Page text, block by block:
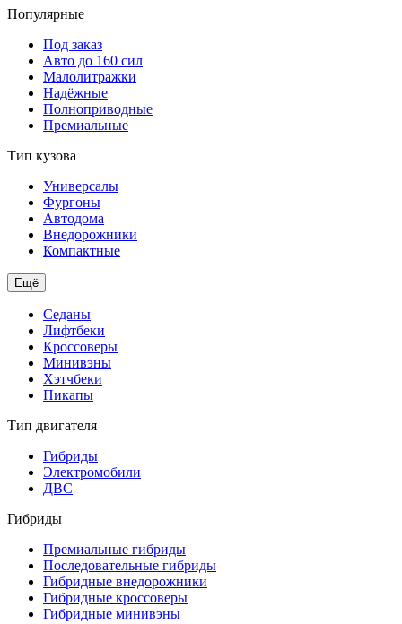
Популярные
Под заказ
Авто до 160 сил
Малолитражки
Надёжные
Полноприводные
Премиальные
Тип кузова
Универсалы
Фургоны
Автодома
Внедорожники
Компактные
Ещё
Седаны
Лифтбеки
Кроссоверы
Минивэны
Хэтчбеки
Пикапы
Тип двигателя
Гибриды
Электромобили
ДВС
Гибриды
Премиальные гибриды
Последовательные гибриды
Гибридные внедорожники
Гибридные кроссоверы
Гибридные минивэны